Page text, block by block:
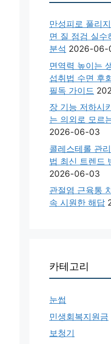
만성피로 풀리
면 질 점검 실수
분석 2026-06-
면역력 높이는
섭취법 수면 후
필독 가이드
장 기능 저하시
는 의외로 모르
2026-06-03
콜레스테롤 관
법 최신 트렌드
2026-06-03
관절염 근육통
속 시원한 해답
카테고리
눈썹
민생회복지원금
보청기